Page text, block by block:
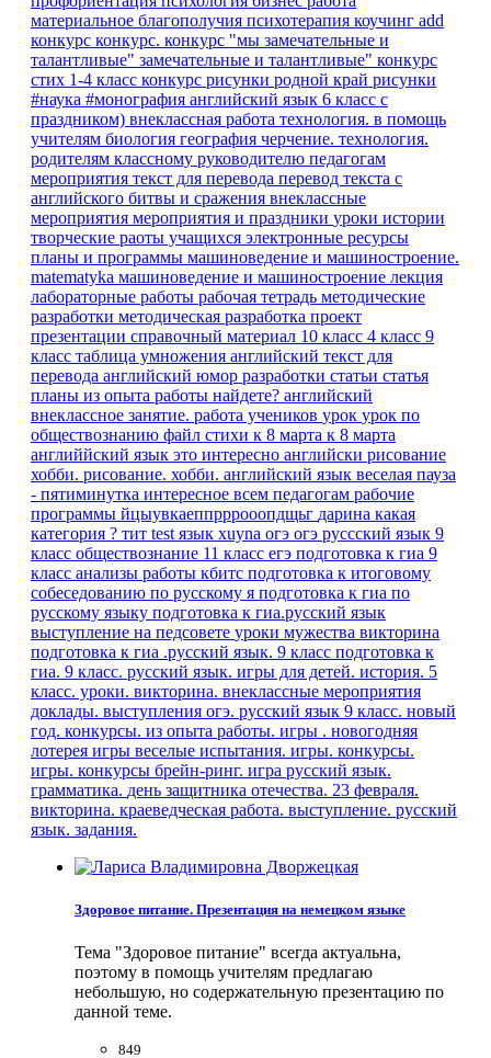
материальное благополучия психотерапия коучинг add
конкурс конкурс. конкурс "мы замечательные и
талантливые" замечательные и талантливые" конкурс
стих 1-4 класс конкурс рисунки родной край рисунки
#наука #монография английский язык 6 класс с
праздником) внеклассная работа технология. в помощь
учителям биология география черчение. технология.
родителям классному руководителю педагогам
мероприятия текст для перевода перевод текста с
английского битвы и сражения внеклассные
мероприятия мероприятия и праздники уроки истории
творческие раоты учащихся электронные ресурсы
планы и программы машиноведение и машиностроение.
matematyka машиноведение и машиностроение лекция
лабораторные работы рабочая тетрадь методические
разработки методическая разработка проект
презентации справочный материал 10 класс 4 класс 9
класс таблица умножения английский текст для
перевода английский юмор разработки статьи статья
планы из опыта работы найдете? английский
внеклассное занятие. работа учеников урок урок по
обществознанию файл стихи к 8 марта к 8 марта
английйский язык это интересно английски рисование
хобби. рисование. хобби. английский язык веселая пауза
- пятиминутка интересное всем педагогам рабочие
программы йцыувкаеппрррооопдщьг дарина какая
категория ? тит test язык xuyna огэ огэ руссский язык 9
класс обществознание 11 класс егэ подготовка к гиа 9
класс анализы работы кбитс подготовка к итоговому
собеседованию по русскому я подготовка к гиа по
русскому языку подготовка к гиа.русский язык
выступление на педсовете уроки мужества викторина
подготовка к гиа .русский язык. 9 класс подготовка к
гиа. 9 класс. русский язык. игры для детей. история. 5
класс. уроки. викторина. внеклассные мероприятия
доклады. выступления огэ. русский язык 9 класс. новый
год. конкурсы. из опыта работы. игры . новогодняя
лотерея игры веселые испытания. игры. конкурсы.
игры. конкурсы брейн-ринг. игра русский язык.
грамматика. день защитника отечества. 23 февраля.
викторина. краеведческая работа. выступление. русский
язык. задания.
Здоровое питание. Презентация на немецком языке
Тема "Здоровое питание" всегда актуальна,
поэтому в помощь учителям предлагаю
небольшую, но содержательную презентацию по
данной теме.
849